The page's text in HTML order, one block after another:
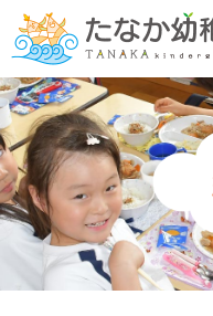
在園生向け
・資料ダウンロード
・園からのお便り
・動画